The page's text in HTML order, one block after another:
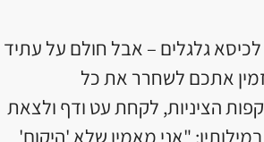
בגיל 16 מרותק לכיסא גלגלים – אבל חולם על עתיד
אתכם לשחרר את כל
הציניות, לקחת עט ודף ולצאת
"אני מאמין שלא 'היקום'